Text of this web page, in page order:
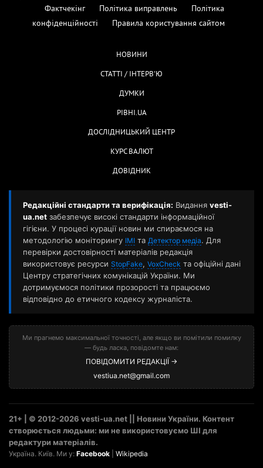
Фактчекінг
Політика виправлень
Політика
конфіденційності
Правила користування сайтом
НОВИНИ
СТАТТІ / ІНТЕРВ'Ю
ДУМКИ
РІВНІ.UA
ДОСЛІДНИЦЬКИЙ ЦЕНТР
КУРС ВАЛЮТ
ДОВІДНИК
Редакційні стандарти та верифікація: Видання vesti-
ua.net забезпечує високі стандарти інформаційної
гігієни. У процесі курації новин ми спираємося на
методологію моніторингу ІМІ та Детектор медіа. Для
перевірки достовірності матеріалів редакція
використовує ресурси StopFake, VoxCheck та офіційні дані
Центру стратегічних комунікацій України. Ми
дотримуємося політики прозорості та працюємо
відповідно до етичного кодексу журналіста.
Ми прагнемо максимальної точності, але якщо ви помітили помилку
— будь ласка, повідомте нам:
ПОВІДОМИТИ РЕДАКЦІЇ →
vestiua.net@gmail.com
21+ | © 2012-2026 vesti-ua.net || Новини України. Контент
створюється людьми: ми не використовуємо ШІ для
редактури матеріалів.
Україна. Київ. Ми у: Facebook Wikipedia